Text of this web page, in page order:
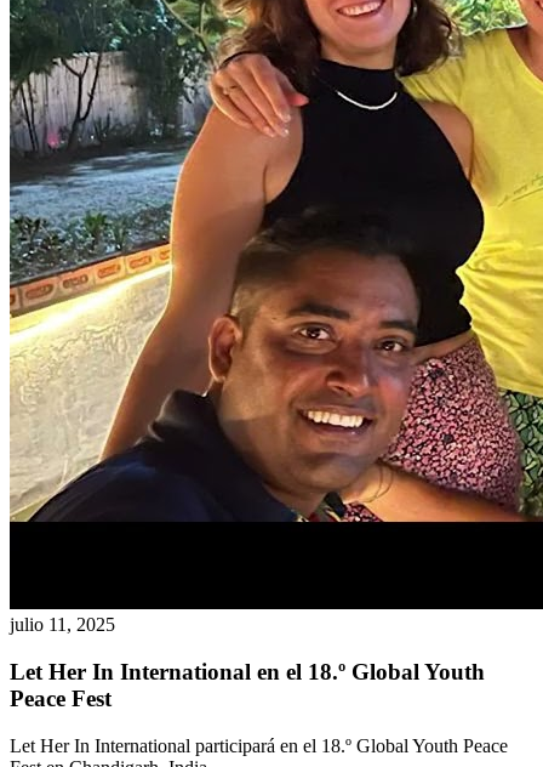
julio 11, 2025
Let Her In International en el 18.º Global Youth
Peace Fest
Let Her In International participará en el 18.º Global Youth Peace